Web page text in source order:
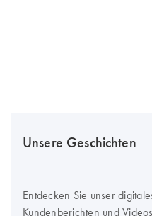
Unsere Geschichten
Entdecken Sie unser
Kundenberichten und